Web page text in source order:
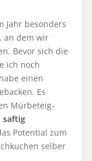
Jahr besonders
an dem wir
Bevor sich die
ich noch
einen
Es
Mürbeteig-
saftig
Potential zum
selber